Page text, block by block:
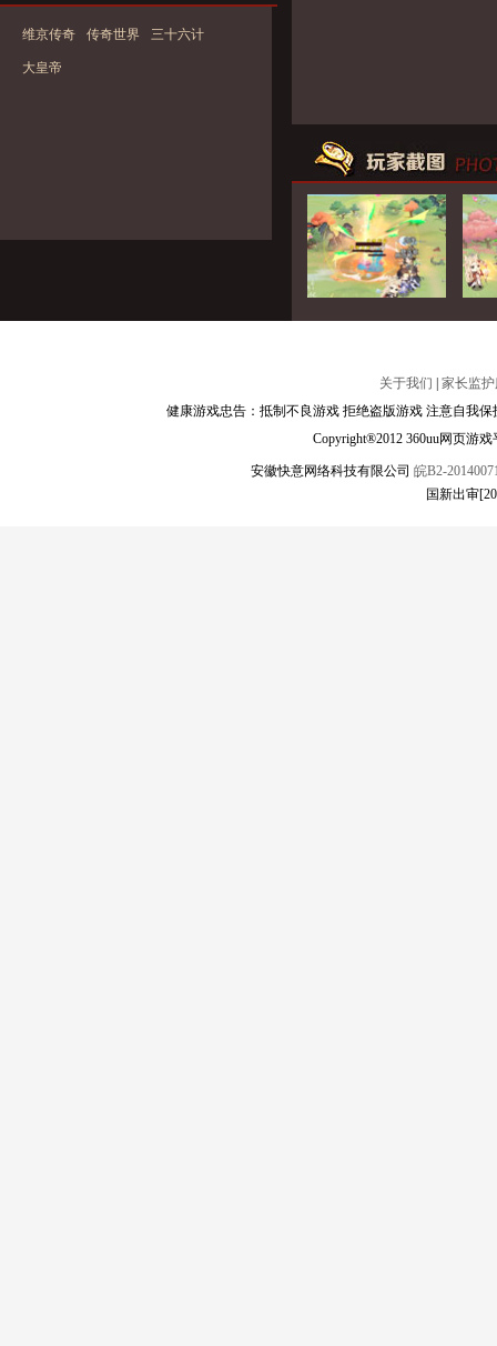
维京传奇 传奇世界 三十六计
大皇帝
关于我们
家长监
健康游戏忠告：抵制不良游戏 拒绝盗版游戏 注意自我
Copyright®2012 360uu网页游
安徽快意网络科技有限公司 皖B2-
国新出审